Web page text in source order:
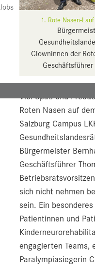
Jobs Presse
Downloads
Pressebilder
YOUNG.HOPE
Pressekontakt
1. Rote Nasen-
Clowninnen der
Geschäftsführer
Viel Spaß und
Roten Nasen auf
Salzburg Campus
Bürgermeister
Geschäftsführer
sich nicht nehmen
sein. Ein
Patientinnen und
engagierten Teams,
Paralympiasiegerin